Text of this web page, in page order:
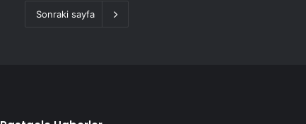
Sonraki sayfa